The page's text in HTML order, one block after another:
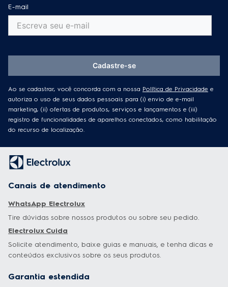
E-mail
Ao se cadastrar, você concorda com a nossa Política de Privacidade e
autoriza o uso de seus dados pessoais para (i) envio de e-mail
marketing, (ii) ofertas de produtos, serviços e lançamentos e (iii)
registro de funcionalidades de aparelhos conectados, como habilitação
do recurso de localização.
Cadastre-se
Canais de atendimento
WhatsApp Electrolux
Tire dúvidas sobre nossos produtos ou sobre seu pedido.
Electrolux Cuida
Solicite atendimento, baixe guias e manuais, e tenha dicas e
conteúdos exclusivos sobre os seus produtos.
Garantia estendida